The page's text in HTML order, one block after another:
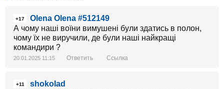
+17
Olena Olena #512149
А чому наші воїни вимушені були здатись в полон,
чому їх не виручили, де були наші найкращі
командири ?
20.01.2025 11:15 Ответить Ссылка
+11
shokolad